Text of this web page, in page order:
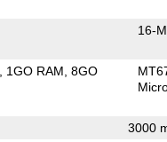
16-
1GO RAM 8GO
3000